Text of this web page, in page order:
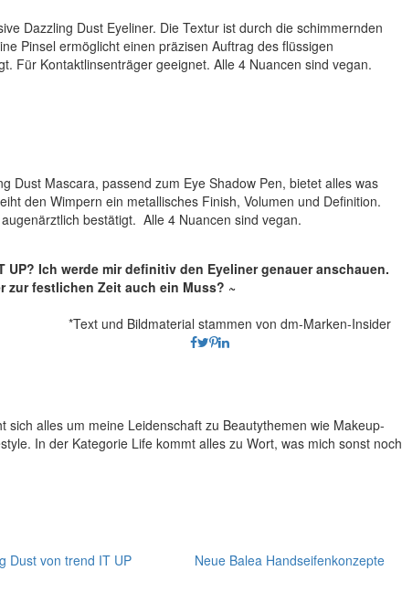
Dazzling Dust Eyeliner. Die Textur ist durch die schimmernden
Pinsel ermöglicht einen präzisen Auftrag des flüssigen
Für Kontaktlinsenträger geeignet. Alle 4 Nuancen sind vegan.
Dust Mascara, passend zum Eye Shadow Pen, bietet alles was
den Wimpern ein metallisches Finish, Volumen und Definition.
bestätigt. Alle 4 Nuancen sind vegan.
UP? Ich werde mir definitiv den Eyeliner genauer anschauen.
zur festlichen Zeit auch ein Muss? ~
*Text und Bildmaterial stammen von dm-Marken-Insider
sich alles um meine Leidenschaft zu Beautythemen wie Makeup-
In der Kategorie Life kommt alles zu Wort, was mich sonst noch
Dust von trend IT UP Neue Balea Handseifenkonzepte